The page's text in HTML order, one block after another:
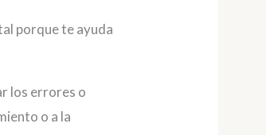
porque te ayuda
los errores o
o a la